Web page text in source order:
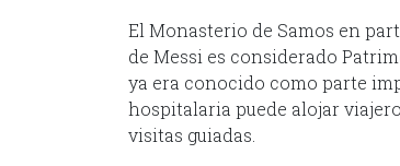
El Monasterio de Samos en
de Messi es considerado
ya era conocido como parte
hospitalaria puede alojar
visitas guiadas.